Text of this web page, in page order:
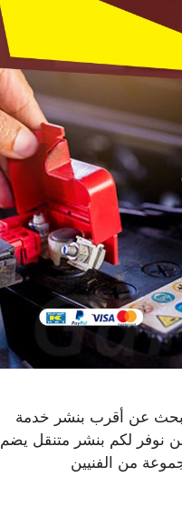
عن أقرب بنشر خدمة
يصل اليك اينما كنت وعلى مدار 24 ساعة؟ نحن نوفر لكم بنشر متنقل يضم
من الفنيين